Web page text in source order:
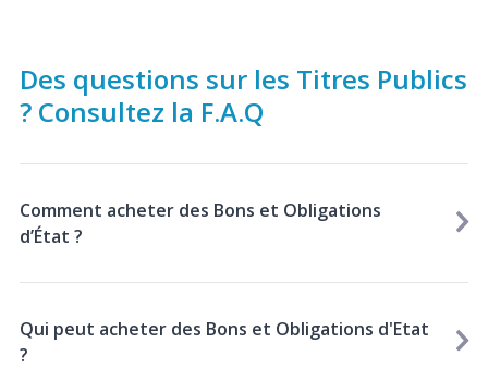
Des questions sur les Titres Publics
? Consultez la F.A.Q
Comment acheter des Bons et Obligations
d’État ?
Qui peut acheter des Bons et Obligations d'Etat
?